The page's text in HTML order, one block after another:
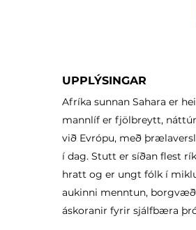
UPPLÝSINGAR
Afríka sunnan Sahara er
mannlíf er fjölbreytt,
við Evrópu, með
í dag. Stutt er síðan flest
hratt og er ungt fólk í
aukinni menntun,
áskoranir fyrir sjálfbæra